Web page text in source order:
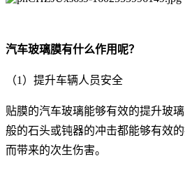
汽车玻璃膜有什么作用呢？
（1）提升车辆人员安全
贴膜的汽车玻璃能够有效的提升玻
般的石头或钝器的冲击都能够有效
而带来的次生伤害。